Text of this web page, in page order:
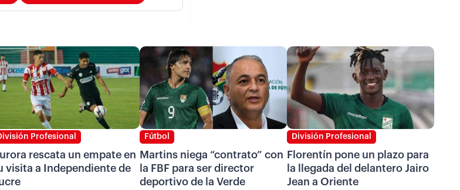
Profesional
rescata un empate en
visita a Independiente de
Fútbol
Martins niega “contrato” con
la FBF para ser director
deportivo de la Verde
División Profesional
Florentín pone un plazo para
la llegada del delantero Jairo
Jean a Oriente